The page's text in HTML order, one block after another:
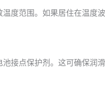
度范围。如果居住在温度
接点保护剂。这可确保润